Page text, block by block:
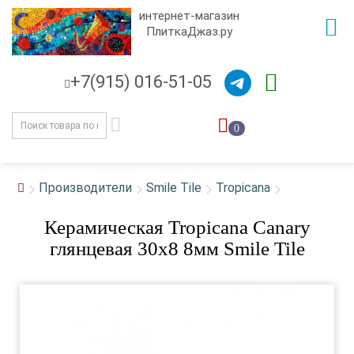
интернет-магазин
ПлиткаДжаз.ру
+7(915) 016-51-05
0
Производители Smile Tile Tropicana
Керамическая Tropicana Canary
глянцевая 30x8 8мм Smile Tile